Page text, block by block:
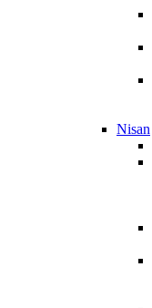
Nisan